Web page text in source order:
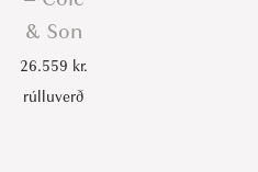
& Son
26.559 kr.
rúlluverð